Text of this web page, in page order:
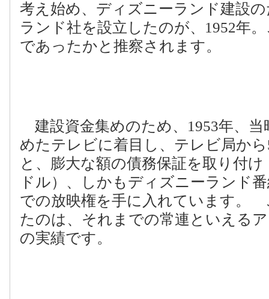
考え始め、ディズニーランド建設
ランド社を設立したのが、 1952年
であったかと推察されます。
建設資金集めのため、 1953年、当
めたテレビに着目し、テレビ局から
と、膨大な額の債務保証を取り付け
ドル）、しかもディズニーランド
での放映権を手に入れています。
たのは、それまでの常連といえる
の実績です。